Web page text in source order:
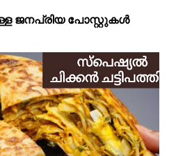
ജനപ്രിയ പോസ്റ്റുകള്‍‌